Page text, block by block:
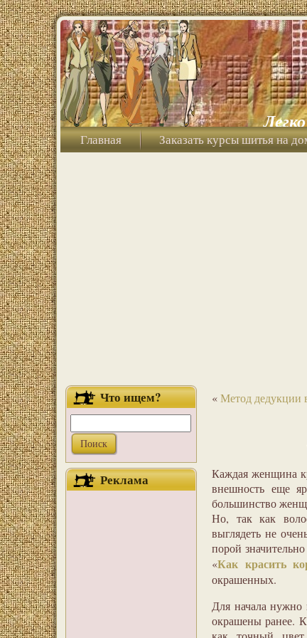
Главная Заказать курсы шитья на
Что ищем?
Реклама
«Метод дедукции
Каждая женщина
внешность еще
большинство
Но, так как
выглядеть не
порой
«Как красить
окрашенных.
Для начала нужно
окрашены ранее.